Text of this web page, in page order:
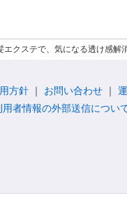
エクステで、気になる透け感解消
方針 お問い合わせ
用者情報の外部送信につい